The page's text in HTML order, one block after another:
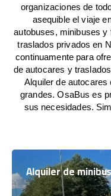
organizaciones de
asequible el viaje
autobuses, minibuses
traslados privados en
continuamente para
de autocares y
Alquiler de autocares
grandes. OsaBus es
sus necesidades.
Alquiler de